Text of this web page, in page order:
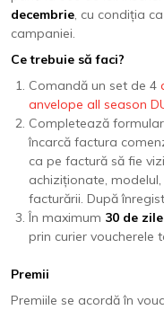
decembrie, cu condiția
campaniei.
Ce trebuie să faci?
Comandă un set de 4
anvelope all season
Completează
încarcă factura
ca pe factură să fie
achiziționate,
facturării. După
În maximum 30 de zile
prin curier voucherele
Premii
Premiile se acordă în